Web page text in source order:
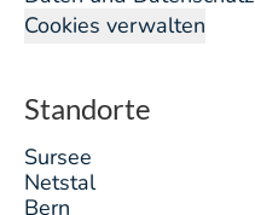
Cookies verwalten
Standorte
Sursee
Netstal
Bern